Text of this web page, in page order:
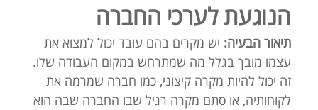
הנוגעת לערכי החברה
תיאור הבעיה: יש מקרים בהם עובד יכול למצוא את
עצמו מובך בגלל מה שמתרחש במקום העבודה שלו.
זה יכול להיות מקרה קיצוני, כמו חברה שמרמה את
לקוחותיה, או סתם מקרה רגיל שבו החברה שבה הוא